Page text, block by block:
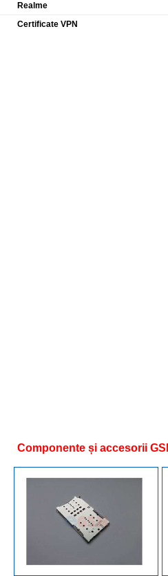
Realme
Certificate VPN
Componente și accesorii